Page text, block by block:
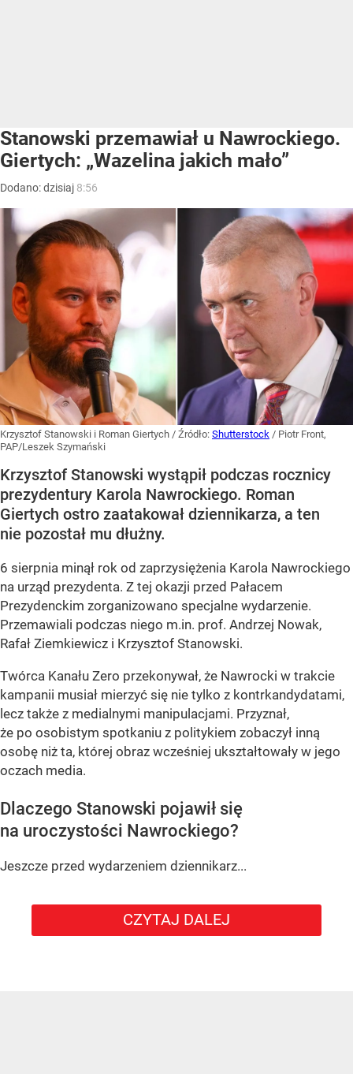
Stanowski przemawiał u Nawrockiego.
Giertych: „Wazelina jakich mało”
Dodano:dzisiaj 8:56
Krzysztof Stanowski i Roman Giertych / Źródło: Shutterstock / Piotr Front,
PAP/Leszek Szymański
Krzysztof Stanowski wystąpił podczas rocznicy
prezydentury Karola Nawrockiego. Roman
Giertych ostro zaatakował dziennikarza, a ten
nie pozostał mu dłużny.
6 sierpnia minął rok od zaprzysiężenia Karola Nawrockiego
na urząd prezydenta. Z tej okazji przed Pałacem
Prezydenckim zorganizowano specjalne wydarzenie.
Przemawiali podczas niego m.in. prof. Andrzej Nowak,
Rafał Ziemkiewicz i Krzysztof Stanowski.
Twórca Kanału Zero przekonywał, że Nawrocki w trakcie
kampanii musiał mierzyć się nie tylko z kontrkandydatami,
lecz także z medialnymi manipulacjami. Przyznał,
że po osobistym spotkaniu z politykiem zobaczył inną
osobę niż ta, której obraz wcześniej ukształtowały w jego
oczach media.
Dlaczego Stanowski pojawił się
na uroczystości Nawrockiego?
Jeszcze przed wydarzeniem dziennikarz...
CZYTAJ DALEJ